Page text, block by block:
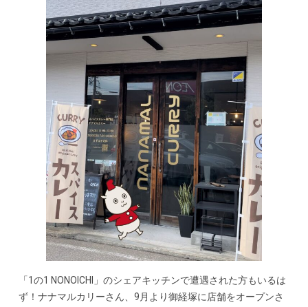
「1の1 NONOICHI」のシェアキッチンで遭遇された方もいるは
ず！ナナマルカリーさん、9月より御経塚に店舗をオープンさ